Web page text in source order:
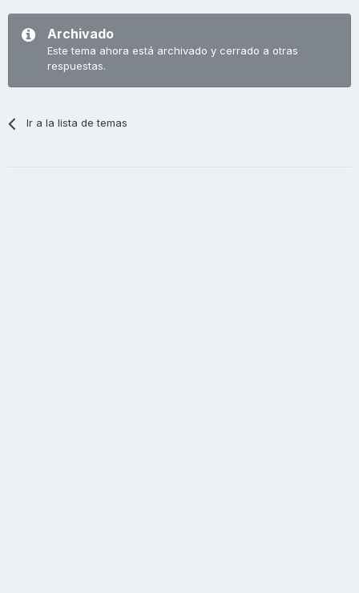
Archivado
Este tema ahora está archivado y cerrado a otras
respuestas.
Ir a la lista de temas